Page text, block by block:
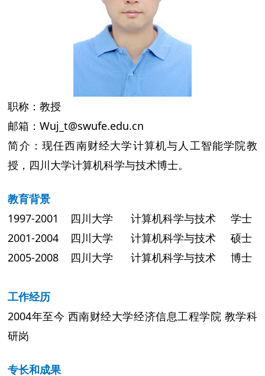
职称：教授
邮箱：Wuj_t@swufe.edu.cn
简介：现任西南财经大学计算机与人工智能学院教
授，四川大学计算机科学与技术博士。
教育背景
1997-2001 四川大学 计算机科学与技术 学士
2001-2004 四川大学 计算机科学与技术 硕士
2005-2008 四川大学 计算机科学与技术 博士
工作经历
2004年至今 西南财经大学经济信息工程学院 教学科
研岗
专长和成果